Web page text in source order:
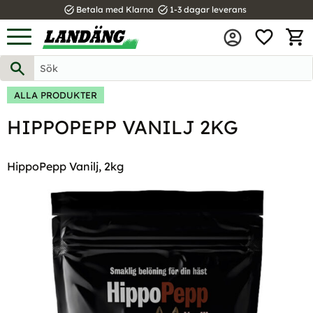
Meny
task_alt Betala med Klarna task_alt 1-3 dagar leverans
ALLA PRODUKTER
HIPPOPEPP VANILJ 2KG
HippoPepp Vanilj, 2kg